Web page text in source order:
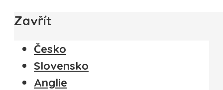
Zavřít
Česko
Slovensko
Anglie